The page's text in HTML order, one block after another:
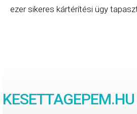
ezer sikeres kártérítési ügy